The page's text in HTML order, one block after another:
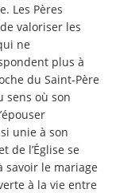
Les Pères
valoriser les
ne
plus à
du Saint-Père
sens où son
unie à son
de l’Église se
savoir le mariage
à la vie entre